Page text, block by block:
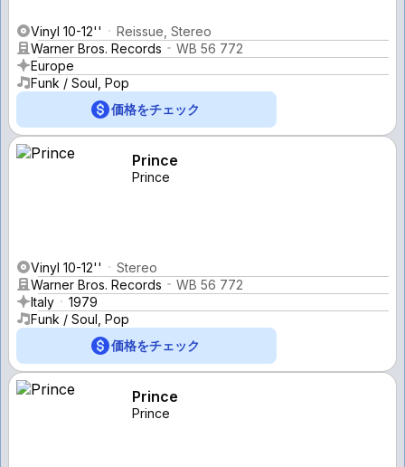
Vinyl 10-12''
Reissue, Stereo
Warner Bros. Records
WB 56 772
Europe
Funk / Soul, Pop
価格をチェック
Prince
Prince
Vinyl 10-12''
Stereo
Warner Bros. Records
WB 56 772
Italy
1979
Funk / Soul, Pop
価格をチェック
Prince
Prince